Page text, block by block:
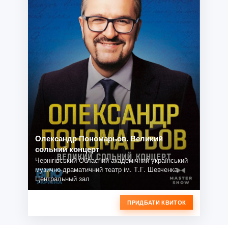
Олександр Пономарьов. Великий
сольний концерт
Чернігівський Обласний академічний український
музично-драматичний театр ім. Т.Г. Шевченка
Центральный зал
ПРИДБАТИ КВИТОК